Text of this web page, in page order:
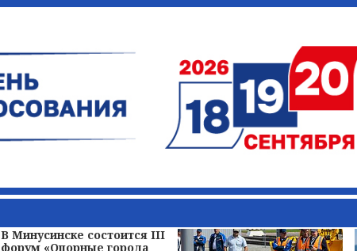
В Минусинске состоится III
форум «Опорные города